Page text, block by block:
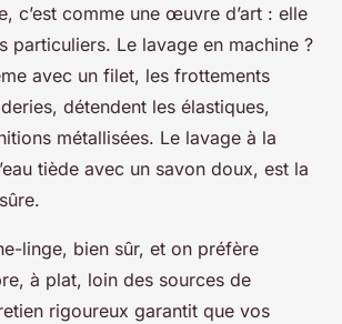
c’est comme une œuvre d’art : elle
particuliers. Le lavage en machine ?
avec un filet, les frottements
détendent les élastiques,
métallisées. Le lavage à la
tiède avec un savon doux, est la
linge, bien sûr, et on préfère
à plat, loin des sources de
rigoureux garantit que vos